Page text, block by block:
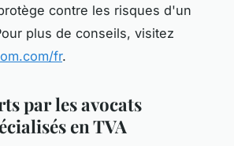
contre les risques d'un
plus de conseils, visitez
fr.
par les avocats
en TVA